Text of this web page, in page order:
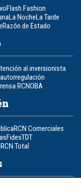
Flash Fashion
La NocheLa Tarde
Razón de Estado
al inversionista
RCNOBA
RCN Comerciales
FidesTDT
RCN Total